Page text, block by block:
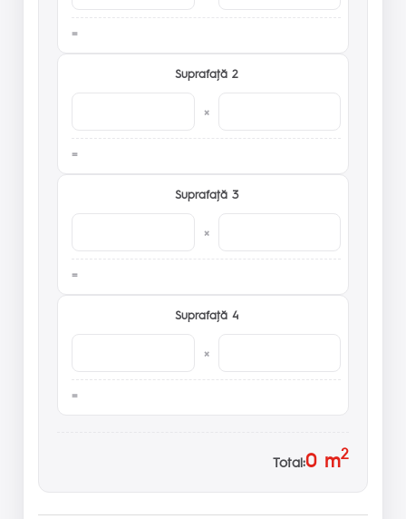
Suprafaţă 2
×
Suprafaţă 3
×
Suprafaţă 4
×
Total:0m2